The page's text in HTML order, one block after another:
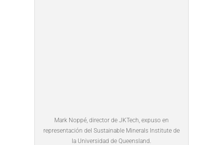
Mark Noppé, director de JKTech, expuso en
representación del Sustainable Minerals Institute de
la Universidad de Queensland.